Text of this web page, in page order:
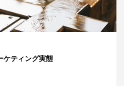
ケティング実態